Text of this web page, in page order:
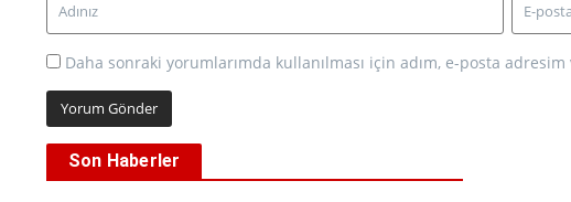
Daha sonraki yorumlarımda kullanılması için adım, e-posta
Son Haberler